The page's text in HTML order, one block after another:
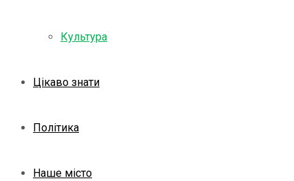
Культура
Цікаво знати
Політика
Наше місто